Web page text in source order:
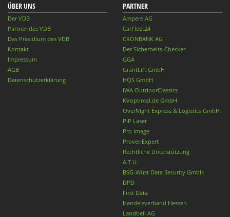
ÜBER UNS
Der VDB
Partner des VDB
Das Präsidium des VDB
Kontakt
Impressum
AGB
Datenschutzerklärung
PARTNER
Ampere AG
CarFleet24
CRONBANK AG
Der Sicherheits-Checker
GGA
GrantLift GmbH
HQS GmbH
IWA OutdoorClassics
KVoptimal.de GmbH
OverNight Express & Logistics GmbH
PiP Laser
Pro Image
ProvenExpert
Rechtliche Unterstützung
A.T.U.
BSG-Wüst Data Security GmbH
DPD
First Data
Handelsverband Hessen
Landbell AG